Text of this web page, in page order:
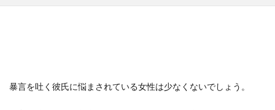
暴言を吐く彼氏に悩まされている女性は少なくないでしょう。